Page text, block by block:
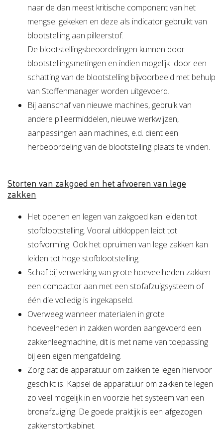
naar de dan meest kritische component van het
mengsel gekeken en deze als indicator gebruikt van
blootstelling aan pilleerstof.
De blootstellingsbeoordelingen kunnen door
blootstellingsmetingen en indien mogelijk door een
schatting van de blootstelling bijvoorbeeld met behulp
van Stoffenmanager worden uitgevoerd.
Bij aanschaf van nieuwe machines, gebruik van
andere pilleermiddelen, nieuwe werkwijzen,
aanpassingen aan machines, e.d. dient een
herbeoordeling van de blootstelling plaats te vinden.
Storten van zakgoed en het afvoeren van lege
zakken
Het openen en legen van zakgoed kan leiden tot
stofblootstelling. Vooral uitkloppen leidt tot
stofvorming. Ook het opruimen van lege zakken kan
leiden tot hoge stofblootstelling.
Schaf bij verwerking van grote hoeveelheden zakken
een compactor aan met een stofafzuigsysteem of
één die volledig is ingekapseld.
Overweeg wanneer materialen in grote
hoeveelheden in zakken worden aangevoerd een
zakkenleegmachine, dit is met name van toepassing
bij een eigen mengafdeling.
Zorg dat de apparatuur om zakken te legen hiervoor
geschikt is. Kapsel de apparatuur om zakken te legen
zo veel mogelijk in en voorzie het systeem van een
bronafzuiging. De goede praktijk is een afgezogen
zakkenstortkabinet.